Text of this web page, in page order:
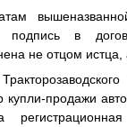
подпись в
не отцом
купли-продажи